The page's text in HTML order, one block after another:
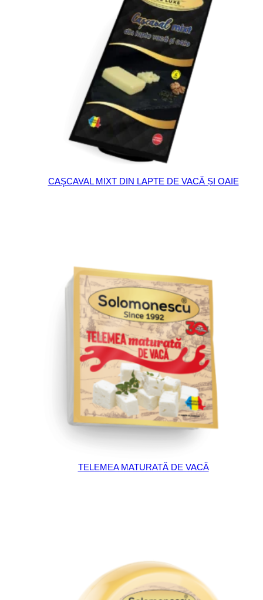
CAŞCAVAL MIXT DIN LAPTE DE VACĂ ȘI OAIE
TELEMEA MATURATĂ DE VACĂ